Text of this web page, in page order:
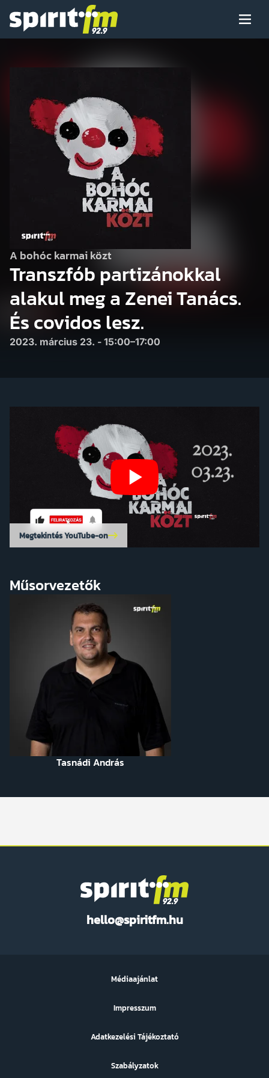
Spirit
Menü
Arcaink
Műsor
Hírek
A bohóc karmai közt
Transzfób partizánokkal
alakul meg a Zenei Tanács.
És covidos lesz.
2023. március 23. - 15:00–17:00
Megtekintés YouTube-on
Műsorvezetők
Tasnádi András
hello@spiritfm.hu
FM
Médiaajánlat
Impresszum
Adatkezelési Tájékoztató
Szabályzatok